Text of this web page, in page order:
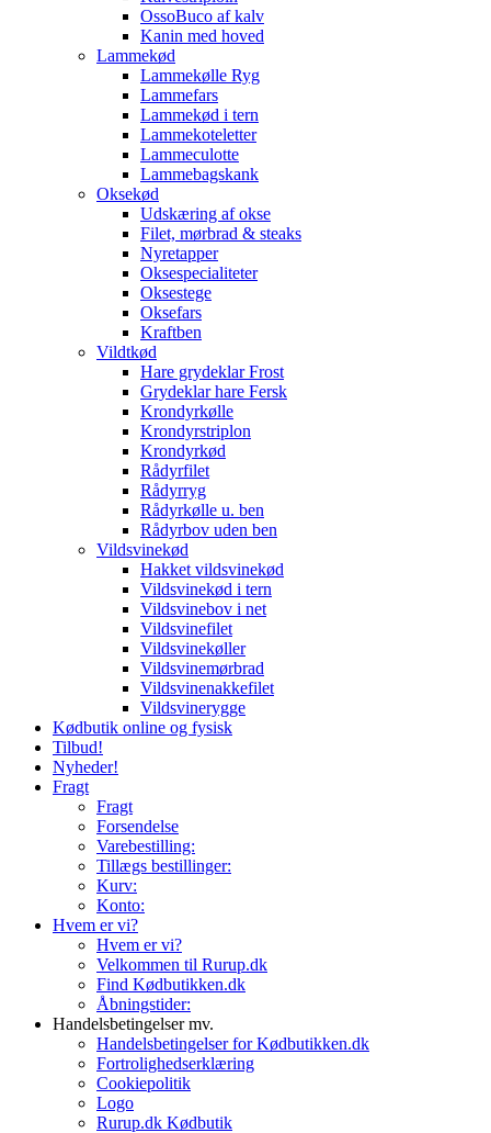
OssoBuco af kalv
Kanin med hoved
Lammekød
Lammekølle Ryg
Lammefars
Lammekød i tern
Lammekoteletter
Lammeculotte
Lammebagskank
Oksekød
Udskæring af okse
Filet, mørbrad & steaks
Nyretapper
Oksespecialiteter
Oksestege
Oksefars
Kraftben
Vildtkød
Hare grydeklar Frost
Grydeklar hare Fersk
Krondyrkølle
Krondyrstriplon
Krondyrkød
Rådyrfilet
Rådyrryg
Rådyrkølle u. ben
Rådyrbov uden ben
Vildsvinekød
Hakket vildsvinekød
Vildsvinekød i tern
Vildsvinebov i net
Vildsvinefilet
Vildsvinekøller
Vildsvinemørbrad
Vildsvinenakkefilet
Vildsvinerygge
Kødbutik online og fysisk
Tilbud!
Nyheder!
Fragt
Fragt
Forsendelse
Varebestilling:
Tillægs bestillinger:
Kurv:
Konto:
Hvem er vi?
Hvem er vi?
Velkommen til Rurup.dk
Find Kødbutikken.dk
Åbningstider:
Handelsbetingelser mv.
Handelsbetingelser for Kødbutikken.dk
Fortrolighedserklæring
Cookiepolitik
Logo
Rurup.dk Kødbutik